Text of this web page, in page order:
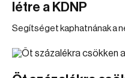
létre a KDNP
Segítséget kaphatnának a